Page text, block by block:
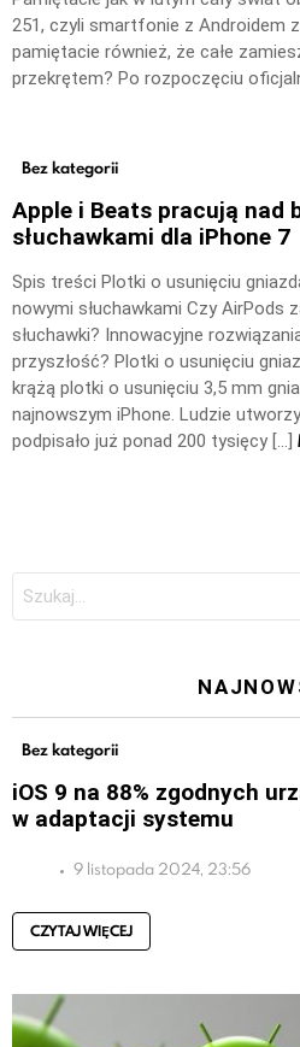
251, czyli smartfonie z Androidem
pamiętacie również, że całe
przekrętem? Po rozpoczęciu
Bez kategorii
Apple i Beats pracują nad
słuchawkami dla iPhone 7
Spis treści Plotki o usunięciu
nowymi słuchawkami Czy AirPods
słuchawki? Innowacyjne
przyszłość? Plotki o usunięciu
krążą plotki o usunięciu 3,5 mm
najnowszym iPhone. Ludzie
podpisało już ponad 200 tysięcy […]
Szukaj:
Bez kategorii
iOS 9 na 88% zgodnych
w adaptacji systemu
9 listopada 2024, 23:56
CZYTAJ WIĘCEJ